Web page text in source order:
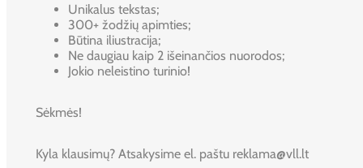
Unikalus tekstas;
300+ žodžių apimties;
Būtina iliustracija;
Ne daugiau kaip 2 išeinančios nuorodos;
Jokio neleistino turinio!
Sėkmės!
Kyla klausimų? Atsakysime el. paštu reklama@vll.lt